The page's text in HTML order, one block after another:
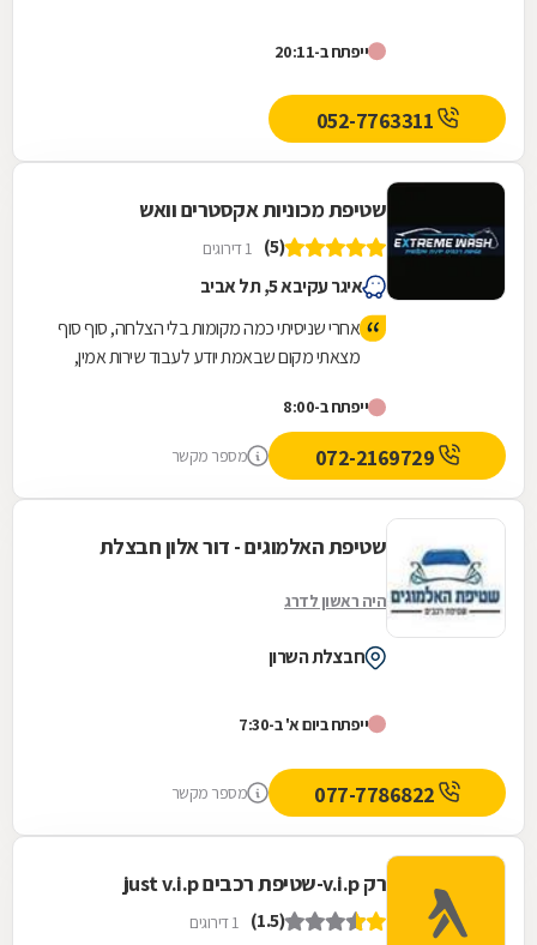
ייפתח ב-20:11
שטיפת מכוניות אקסטרים וואש
(5) 1 דירוגים
איגר עקיבא 5, תל אביב
אחרי שניסיתי כמה מקומות בלי הצלחה, סוף סוף
מצאתי מקום שבאמת יודע לעבוד שירות אמין,
להם מהעבודה ומהלקוחות. ממליצה בחום
ייפתח ב-8:00
מספר מקשר
שטיפת האלמוגים - דור אלון חבצלת
היה ראשון לדרג
חבצלת השרון
ייפתח ביום א' ב-7:30
מספר מקשר
רק v.i.p-שטיפת רכבים just v.i.p
(1.5) 1 דירוגים